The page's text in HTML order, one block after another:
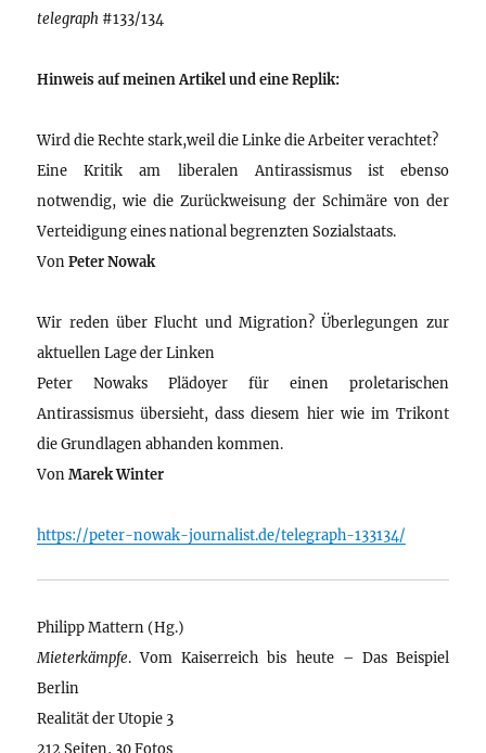
telegraph #133/134
Hinweis auf meinen Artikel und eine Replik:
Wird die Rechte stark,weil die Linke die Arbeiter verachtet?
Eine Kritik am liberalen Antirassismus ist ebenso
notwendig, wie die Zurückweisung der Schimäre von der
Verteidigung eines national begrenzten Sozialstaats.
VonPeter Nowak
Wir reden über Flucht und Migration? Überlegungen zur
aktuellen Lage der Linken
Peter Nowaks Plädoyer für einen proletarischen
Antirassismus übersieht, dass diesem hier wie im Trikont
die Grundlagen abhanden kommen.
VonMarek Winter
https://peter-nowak-journalist.de/telegraph-133134/
Philipp Mattern (Hg.)
Mieterkämpfe. Vom Kaiserreich bis heute – Das Beispiel
Berlin
Realität der Utopie 3
212 Seiten, 30 Fotos